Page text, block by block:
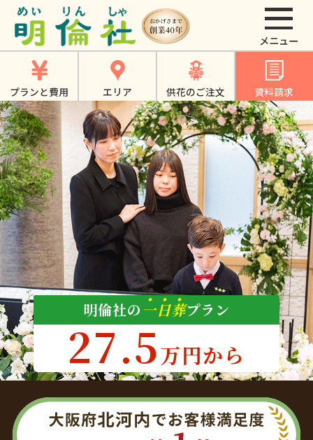
一日葬｜大東市・寝
屋川市・四條畷市・
門真市での一日葬は
《明倫社》
プランと費用 エリア 供花のご注文 資料請求
明倫社の 一日葬プラン
27.5万円から